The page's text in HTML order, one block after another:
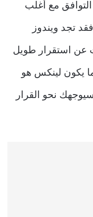
مع أغلب
تجد ويندوز
عن استقرار طويل
يكون لينكس هو
نحو القرار